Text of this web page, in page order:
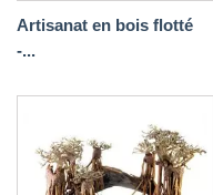
Artisanat en bois flotté
-...